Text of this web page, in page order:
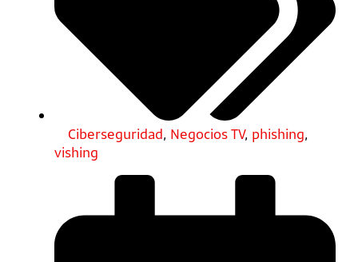
Ciberseguridad, Negocios TV, phishing,
vishing